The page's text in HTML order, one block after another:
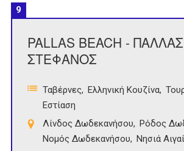
9
PALLAS BEACH - ΠΑΛΛΑΣ
ΣΤΕΦΑΝΟΣ
Ταβέρνες Ελληνική Κουζίνα
Εστίαση
Λίνδος Δωδεκανήσου
Ρόδος
Νομός Δωδεκανήσου
Νησιά